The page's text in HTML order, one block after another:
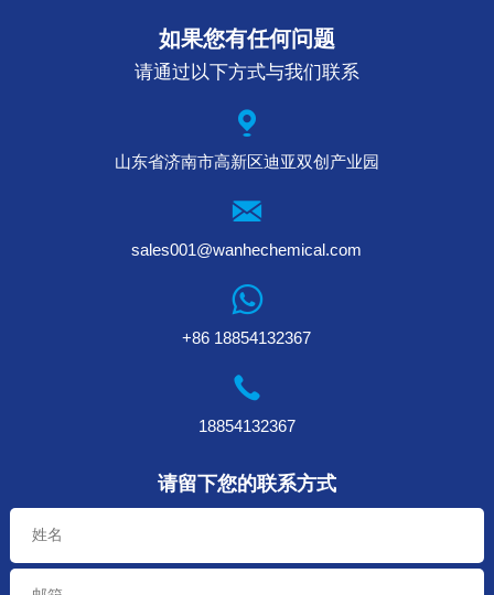
如果您有任何问题
请通过以下方式与我们联系
山东省济南市高新区迪亚双创产业园
sales001@wanhechemical.com
+86 18854132367
18854132367
请留下您的联系方式